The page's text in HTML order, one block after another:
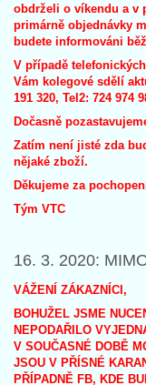
obdrželi o víkendu a v
primárně objednávky
budete informováni
V případě
Vám kolegové sdělí
191 320, Tel2: 724 974
Dočasně
Zatím není jisté zda
nějaké zboží.
Děkujeme za
Tým VTC
16. 3. 2020:
VÁŽENÍ ZÁKAZNÍCI,
BOHUŽEL JSME
NEPODAŘILO
V SOUČASNÉ DOBĚ
JSOU V PŘÍSNÉ
PŘÍPADNĚ FB, KDE